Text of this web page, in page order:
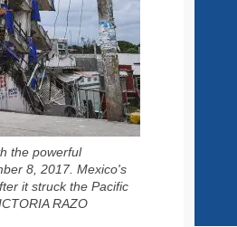
the powerful
8, 2017. Mexico's
it struck the Pacific
RAZO